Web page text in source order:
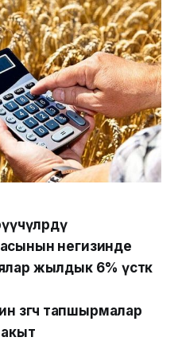
негизинде
жылдык 6% үстөк
өзгөчө тапшырмалар